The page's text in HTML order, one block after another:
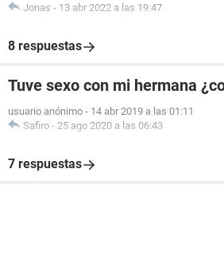
Jonas - 13 abr 2022 a las 19:47
8 respuestas
Tuve sexo con mi hermana
usuario anónimo - 14 abr 2019 a las 01:11
Safiro - 25 ago 2020 a las 06:43
7 respuestas